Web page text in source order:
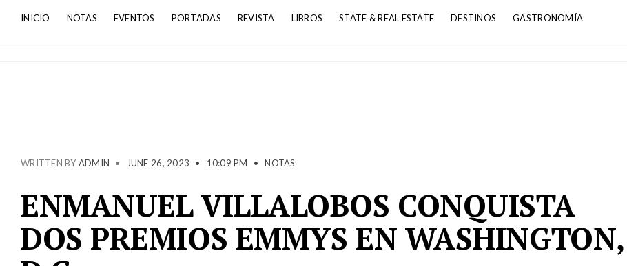
INICIO NOTAS EVENTOS PORTADAS REVISTA LIBROS STATE & REAL ESTATE DESTINOS GASTRONOMÍA
WRITTEN BY ADMIN • JUNE 26, 2023 • 10:09 PM • NOTAS
ENMANUEL VILLALOBOS CONQUISTA
DOS PREMIOS EMMYS EN WASHINGTON,